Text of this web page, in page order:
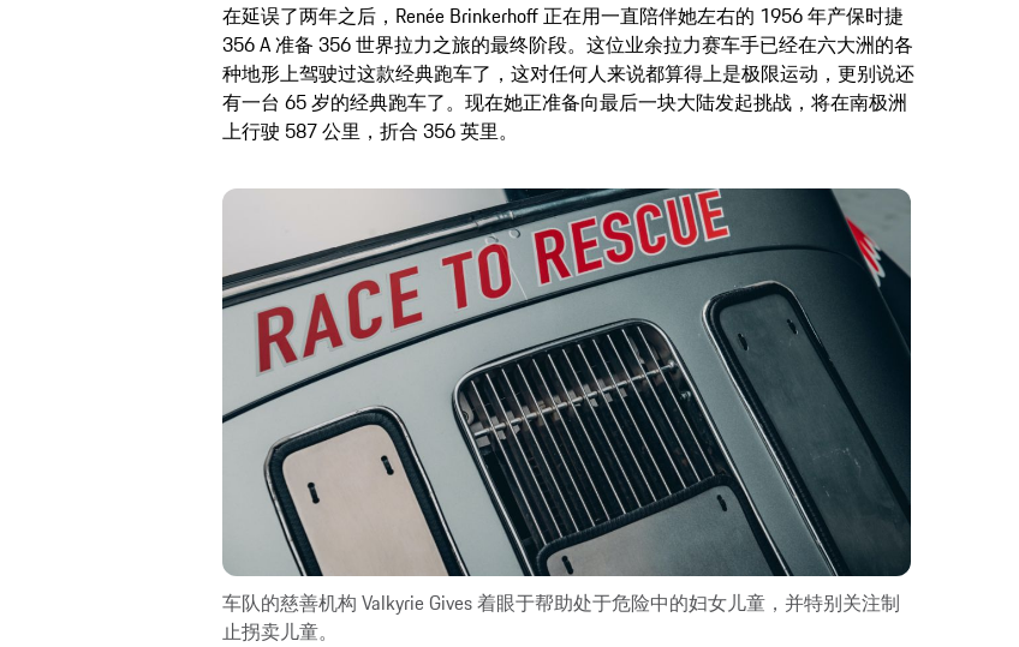
在延误了两年之后，Renée Brinkerhoff 正在用一直陪伴她左右的 1956 年产保时捷
356 A 准备 356 世界拉力之旅的最终阶段。这位业余拉力赛车手已经在六大洲的各
种地形上驾驶过这款经典跑车了，这对任何人来说都算得上是极限运动，更别说还
有一台 65 岁的经典跑车了。现在她正准备向最后一块大陆发起挑战，将在南极洲
上行驶 587 公里，折合 356 英里。
车队的慈善机构 Valkyrie Gives 着眼于帮助处于危险中的妇女儿童，并特别关注制
止拐卖儿童。